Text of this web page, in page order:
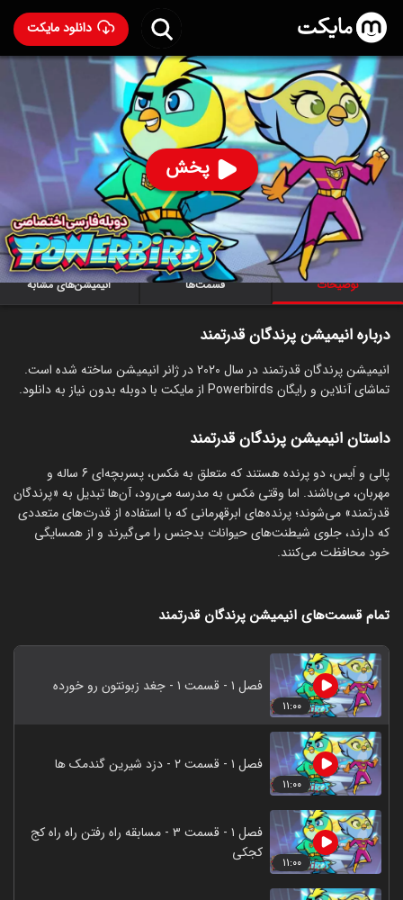
دانلود مایکت
پخش
انیمیشن پرندگان قدرتمند با دوبله فارسی - Powerbirds
2020
۲۰۹ 86% ۷.۲
ساخت آمریکا سال 2020
رده سنی ۳+
سریال
انیمیشن اکشن ماجراجویی خانوادگی
توضیحات قسمت‌ها انیمیشن‌های مشابه
درباره انیمیشن پرندگان قدرتمند
انیمیشن پرندگان قدرتمند در سال 2020 در ژانر انیمیشن ساخته شده است.
تماشای آنلاین و رایگان Powerbirds از مایکت با دوبله بدون نیاز به دانلود.
داستان انیمیشن پرندگان قدرتمند
پالی و اَیس، دو پرنده هستند که متعلق به مَکس، پسربچه‌ای 6 ساله و
مهربان، می‌باشند. اما وقتی مَکس به مدرسه می‌رود، آن‌ها تبدیل به «پرندگان
قدرتمند» می‌شوند؛ پرنده‌های ابرقهرمانی که با استفاده از قدرت‌های متعددی
که دارند، جلوی شیطنت‌های حیوانات بدجنس را می‌گیرند و از همسایگی
خود محافظت می‌کنند.
تمام قسمت‌های انیمیشن پرندگان قدرتمند
۱۱:۰۰
فصل ۱ - قسمت ۱ - جغد زبونتون رو خورده
۱۱:۰۰
فصل ۱ - قسمت ۲ - دزد شیرین گندمک ها
۱۱:۰۰
فصل ۱ - قسمت ۳ - مسابقه راه رفتن راه راه کج
کجکی